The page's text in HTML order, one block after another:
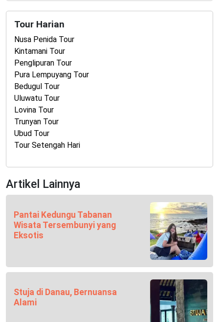
Tour Harian
Nusa Penida Tour
Kintamani Tour
Penglipuran Tour
Pura Lempuyang Tour
Bedugul Tour
Uluwatu Tour
Lovina Tour
Trunyan Tour
Ubud Tour
Tour Setengah Hari
Artikel Lainnya
Pantai Kedungu Tabanan
Wisata Tersembunyi yang
Eksotis
Stuja di Danau, Bernuansa
Alami